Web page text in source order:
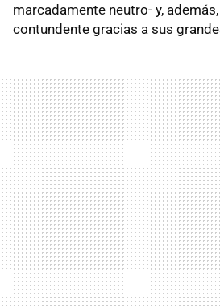
marcadamente neutro- y,
contundente gracias a sus